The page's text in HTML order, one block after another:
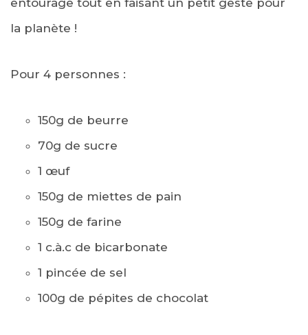
entourage tout en faisant un petit geste pour
la planète !
Pour 4 personnes :
150g de beurre
70g de sucre
1 œuf
150g de miettes de pain
150g de farine
1 c.à.c de bicarbonate
1 pincée de sel
100g de pépites de chocolat